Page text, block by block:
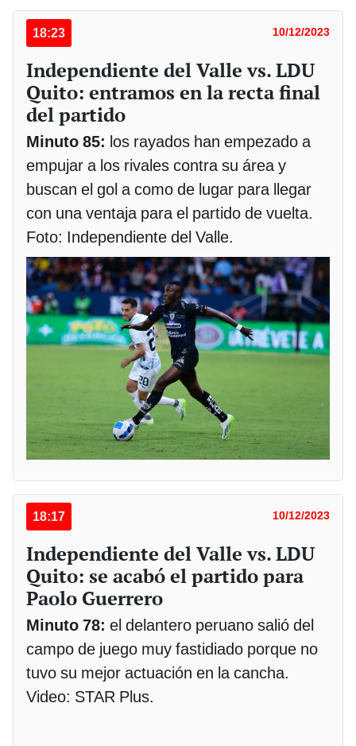
18:23 10/12/2023
Independiente del Valle vs. LDU
Quito: entramos en la recta final
del partido
Minuto 85: los rayados han empezado a
empujar a los rivales contra su área y
buscan el gol a como de lugar para llegar
con una ventaja para el partido de vuelta.
Foto: Independiente del Valle.
18:17 10/12/2023
Independiente del Valle vs. LDU
Quito: se acabó el partido para
Paolo Guerrero
Minuto 78: el delantero peruano salió del
campo de juego muy fastidiado porque no
tuvo su mejor actuación en la cancha.
Video: STAR Plus.